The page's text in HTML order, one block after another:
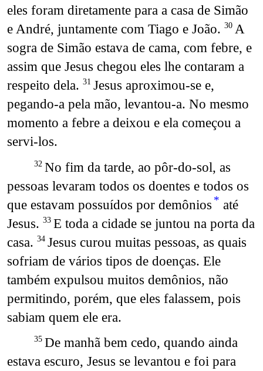
eles foram diretamente para a casa de Simão
e André, juntamente com Tiago e João. 30 A
sogra de Simão estava de cama, com febre, e
assim que Jesus chegou eles lhe contaram a
respeito dela. 31 Jesus aproximou-se e,
pegando-a pela mão, levantou-a. No mesmo
momento a febre a deixou e ela começou a
servi-los.
32 No fim da tarde, ao pôr-do-sol, as
pessoas levaram todos os doentes e todos os
que estavam possuídos por demônios * até
Jesus. 33 E toda a cidade se juntou na porta da
casa. 34 Jesus curou muitas pessoas, as quais
sofriam de vários tipos de doenças. Ele
também expulsou muitos demônios, não
permitindo, porém, que eles falassem, pois
sabiam quem ele era.
35 De manhã bem cedo, quando ainda
estava escuro, Jesus se levantou e foi para